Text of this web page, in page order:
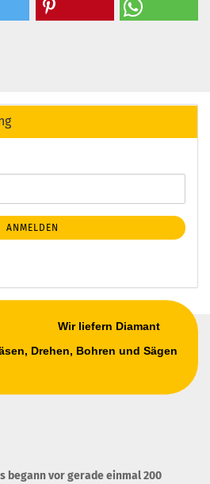
ANMELDEN
Wir liefern Diamant
Drehen, Bohren und Sägen
begann vor gerade einmal 200